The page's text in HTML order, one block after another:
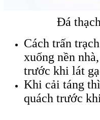
Đá
Cách trấn
xuống nền
trước khi lát
Khi cải táng
quách trước